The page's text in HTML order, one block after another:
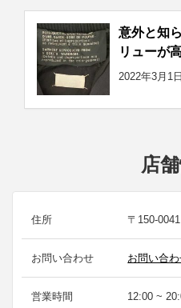
意外と知
リューが
2022年3月1日
店
住所 〒150-
お問い合わせ お問い合
営業時間 12:00 ~